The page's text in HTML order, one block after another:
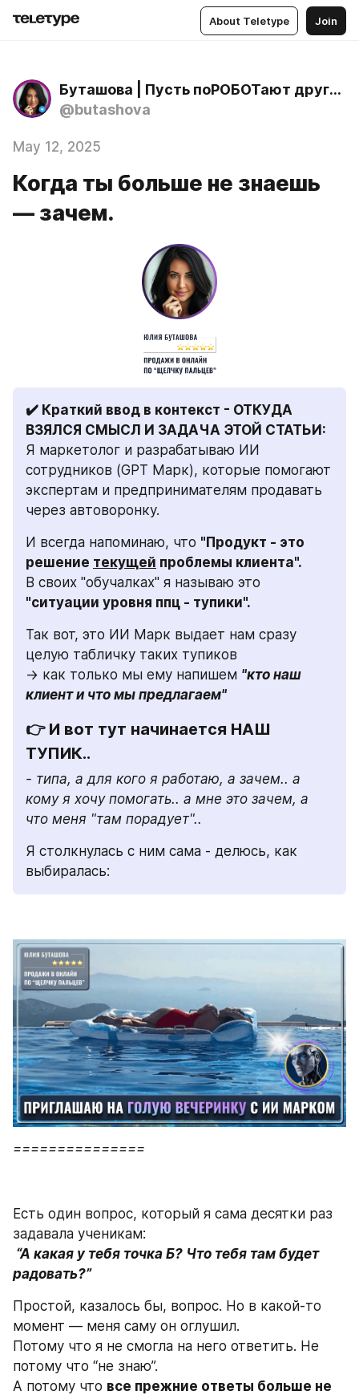
About Teletype Join
Буташова | Пусть поРОБОТают другие
@butashova
May 12, 2025
Когда ты больше не знаешь
— зачем.
✔️ Краткий ввод в контекст - ОТКУДА
Я маркетолог и разрабатываю ИИ
сотрудников (GPT Марк), которые помогают
экспертам и предпринимателям продавать
через автоворонку.
И всегда напоминаю, что "Продукт - это
решение текущей проблемы клиента".
"ситуации уровня ппц - тупики".
Так вот, это ИИ Марк выдает нам сразу
целую табличку таких тупиков
→ как только мы ему напишем "кто наш
клиент и что мы предлагаем"
👉 И вот тут начинается НАШ
ТУПИК..
- типа, а для кого я работаю, а зачем.. а
кому я хочу помогать.. а мне это зачем, а
что меня "там порадует"..
Я столкнулась с ним сама - делюсь, как
выбиралась:
===============
Есть один вопрос, который я сама десятки раз
задавала ученикам:
“А какая у тебя точка Б? Что тебя там будет
радовать?”
Простой, казалось бы, вопрос. Но в какой-то
момент — меня саму он оглушил.
Потому что я не смогла на него ответить. Не
потому что “не знаю”.
А потому что все прежние ответы больше не